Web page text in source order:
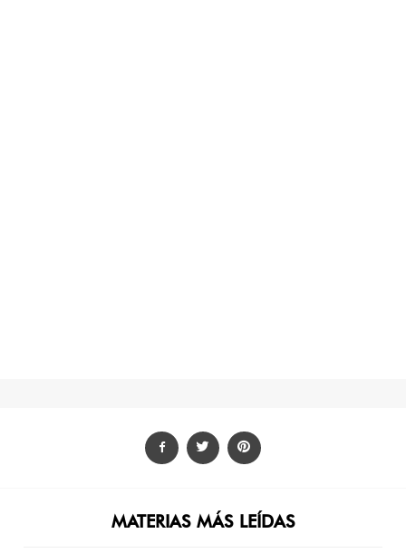
MATERIAS MÁS LEÍDAS